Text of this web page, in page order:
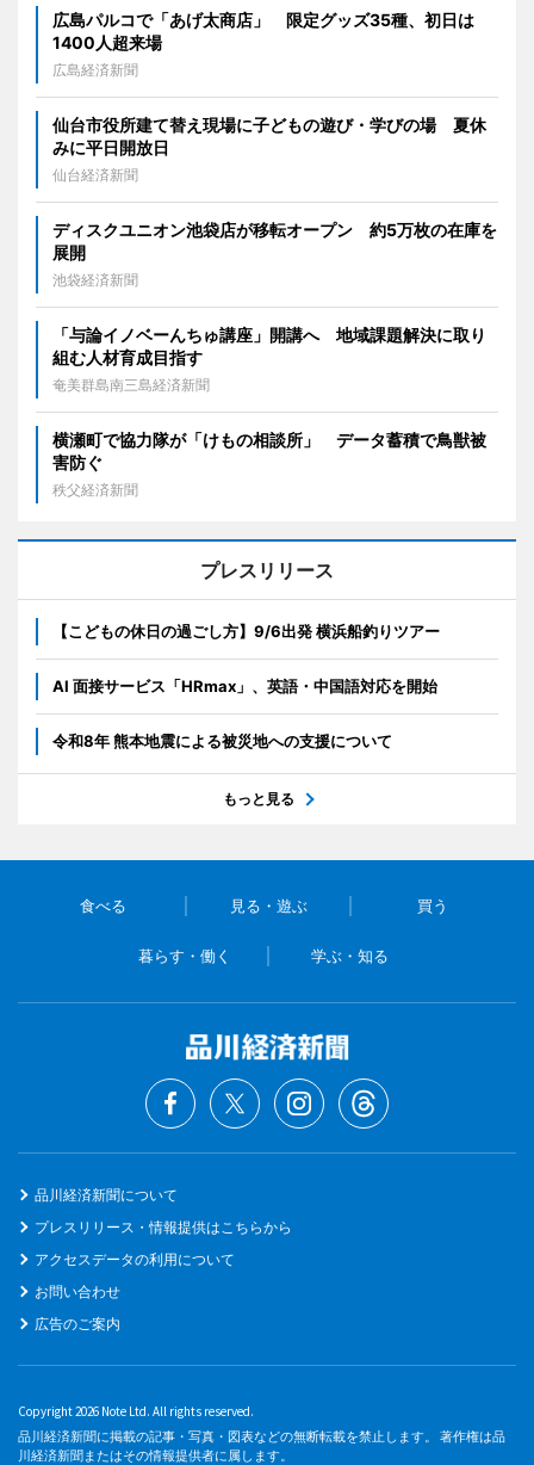
広島パルコで「あげ太商店」 限定グッズ35種、初日は
1400人超来場
広島経済新聞
仙台市役所建て替え現場に子どもの遊び・学びの場 夏休
みに平日開放日
仙台経済新聞
ディスクユニオン池袋店が移転オープン 約5万枚の在庫を
展開
池袋経済新聞
「与論イノベーんちゅ講座」開講へ 地域課題解決に取り
組む人材育成目指す
奄美群島南三島経済新聞
横瀬町で協力隊が「けもの相談所」 データ蓄積で鳥獣被
害防ぐ
秩父経済新聞
プレスリリース
【こどもの休日の過ごし方】9/6出発 横浜船釣りツアー
AI 面接サービス「HRmax」、英語・中国語対応を開始
令和8年 熊本地震による被災地への支援について
もっと見る
食べる 見る・遊ぶ 買う
暮らす・働く 学ぶ・知る
品川経済新聞について
プレスリリース・情報提供はこちらから
アクセスデータの利用について
お問い合わせ
広告のご案内
Copyright 2026 Note Ltd. All rights reserved.
品川経済新聞に掲載の記事・写真・図表などの無断転載を禁止します。 著作権は品
川経済新聞またはその情報提供者に属します。